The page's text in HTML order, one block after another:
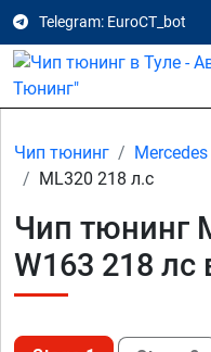
Telegram: EuroCT_bot
Чип тюнинг Mercedes
ML320 218 л.с
Чип тюнинг
W163 218 лс